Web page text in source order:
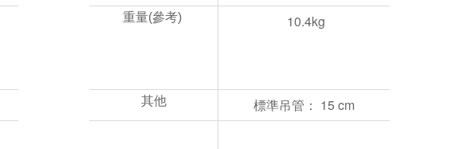
重量(參考) 10.4kg
其他 標準吊管： 15 cm